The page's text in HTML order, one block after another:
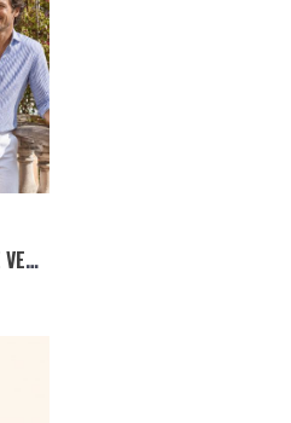
OLD MONEY – O ESTILO DE VERÃO QUE NUNCA SAI DE MODA